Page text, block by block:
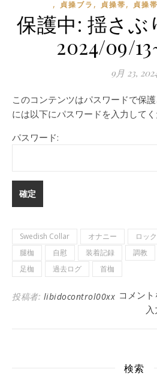
, 貞操ブラ , 貞操帯, 貞操
保護中: 揺さぶ
2024/09/
9月 23,
このコンテンツはパスワードで保
には以下にパスワードを入力してく
パスワード:
Swedish Collar オナニー ロッ
腿枷
自慰 装着記録 調教
足枷
過去ログ 首枷
投稿者: libidocontrol00xx コメン
検索